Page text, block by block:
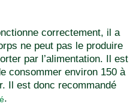
correctement, il a
ne peut pas le produire
par l’alimentation. Il est
consommer environ 150 à
Il est donc recommandé
.